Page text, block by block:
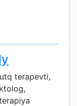
terapevti,